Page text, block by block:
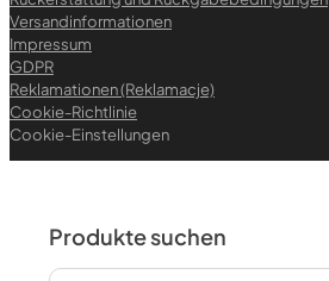
Versandinformationen
Impressum
GDPR
Reklamationen (Reklamacje)
Cookie-Richtlinie
Cookie-Einstellungen
Produkte suchen